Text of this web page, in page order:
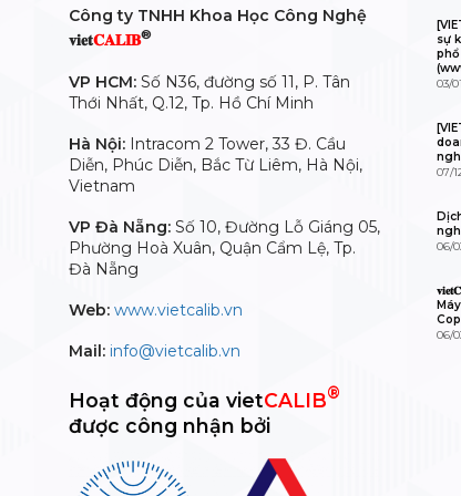
Công ty TNHH Khoa Học Công Nghệ
𝐯𝐢𝐞𝐭𝐂𝐀𝐋𝐈𝐁®
VP HCM: Số N36, đường số 11, P. Tân
Thới Nhất, Q.12, Tp. Hồ Chí Minh
Hà Nội: Intracom 2 Tower, 33 Đ. Cầu
Diễn, Phúc Diễn, Bắc Từ Liêm, Hà Nội,
Vietnam
VP Đà Nẵng: Số 10, Đường Lỗ Giáng 05,
Phường Hoà Xuân, Quận Cẩm Lệ, Tp.
Đà Nẵng
Web: www.vietcalib.vn
Mail: info@vietcalib.vn
Hoạt động của vietCALIB®
được công nhận bởi
sự
03/
07/
06/
06/